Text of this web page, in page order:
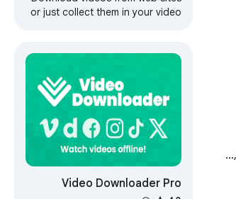
or just collect them in your video
Video Downloader Pro